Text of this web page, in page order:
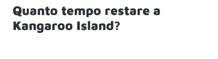
Quanto tempo restare a
Kangaroo Island?